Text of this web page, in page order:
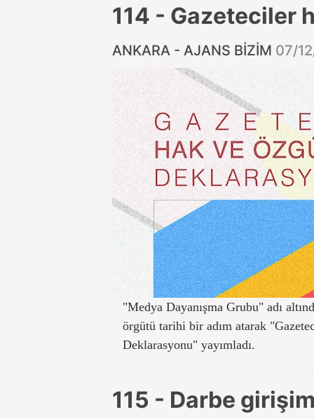
114 - Gazeteciler
ANKARA - AJANS BİZİM 07/
"Medya Dayanışma Grubu" adı
örgütü tarihi bir adım atarak
Deklarasyonu" yayımladı.
115 - Darbe